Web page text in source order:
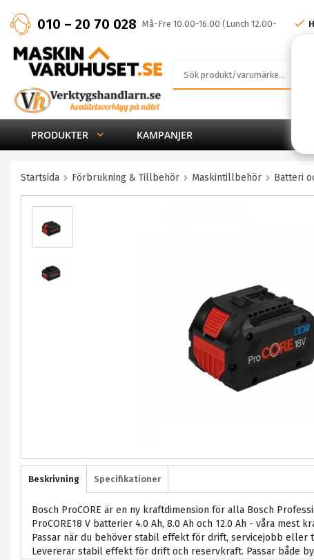
010 – 20 70 028 Må-Fre 10.00-16.00 (Lunch 12.00-
13.00)
PRODUKTER KAMPANJER
Startsida Förbrukning & Tillbehör Maskintillbehör Batteri
Beskrivning Specifikationer
Bosch ProCORE är en ny kraftdimension för alla Bosch
ProCORE18 V batterier 4.0 Ah, 8.0 Ah och 12.0 Ah - våra mest
Passar när du behöver stabil effekt för drift, servicejobb
Levererar stabil effekt för drift och reservkraft. Passar både